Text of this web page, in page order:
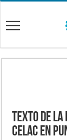
Texto de la
CELAC en